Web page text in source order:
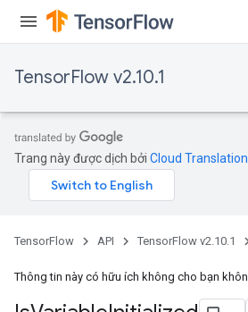
TensorFlow v2.10.1
Trang này được dịch bởi Cloud Translation
TensorFlow API TensorFlow v2.10.1
Thông tin này có hữu ích không cho bạn